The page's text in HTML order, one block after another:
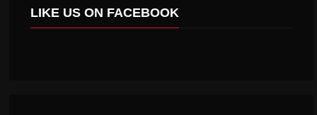
LIKE US ON FACEBOOK